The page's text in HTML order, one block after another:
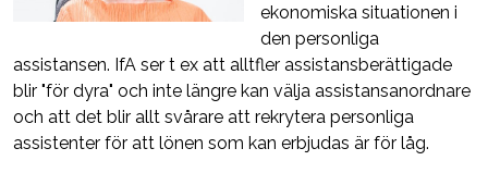
ekonomiska situationen i
den personliga
assistansen. IfA ser t ex att alltfler assistansberättigade
blir "för dyra" och inte längre kan välja assistansanordnare
och att det blir allt svårare att rekrytera personliga
assistenter för att lönen som kan erbjudas är för låg.